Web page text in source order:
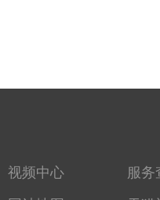
视频中心
服务